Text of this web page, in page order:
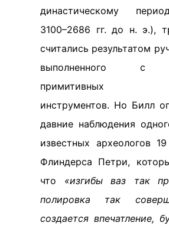
династическому
3100–2686 гг. до н. э.),
считались результатом
выполненного с
примитивных
инструментов. Но Билл
давние наблюдения
известных археологов
Флиндерса Петри,
что «изгибы ваз так
полировка так
создается впечатление,